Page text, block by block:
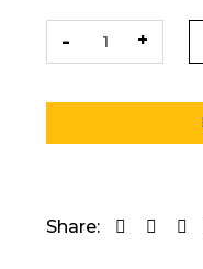
Share: